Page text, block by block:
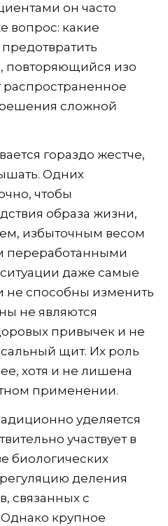
он часто
вопрос: какие
повторяющийся изо
распространенное
сложной
гораздо жестче,
Одних
чтобы
образа жизни,
избыточным весом
переработанными
даже самые
не способны изменить
не являются
привычек и не
щит. Их роль
хотя и не лишена
применении.
уделяется
участвует в
биологических
деления
связанных с
крупное